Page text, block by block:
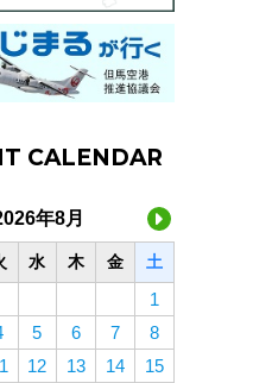
CALENDAR
年8月
水 木 金 土
1
5 6 7
8
12 13 14
15